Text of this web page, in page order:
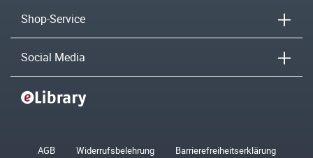
Shop-Service
Social Media
AGB Widerrufsbelehrung
Barrierefreiheitserklärung